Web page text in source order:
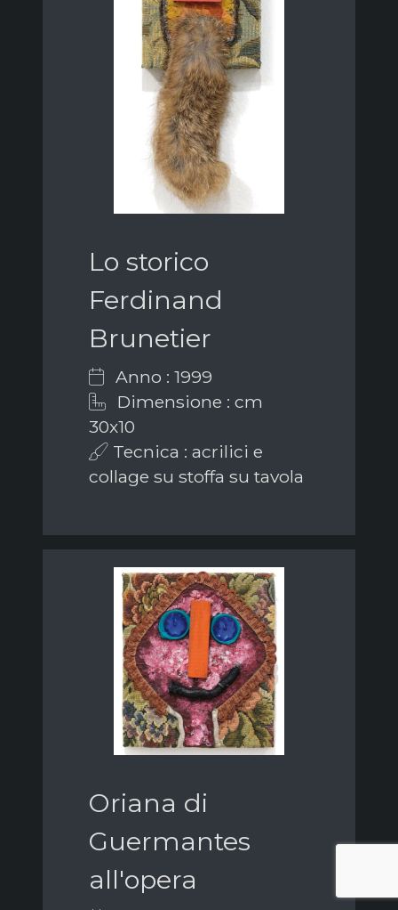
Lo storico
Ferdinand
Brunetier
Anno : 1999
Dimensione : cm
30x10
Tecnica : acrilici e
collage su stoffa su tavola
Oriana di
Guermantes
all'opera